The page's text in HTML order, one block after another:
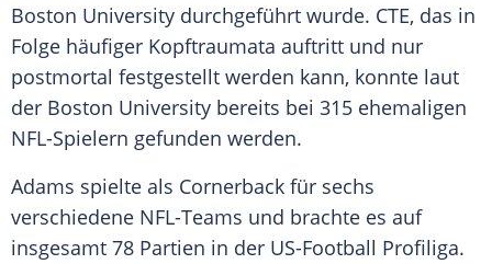
Boston University durchgeführt wurde. CTE, das in
Folge häufiger Kopftraumata auftritt und nur
postmortal festgestellt werden kann, konnte laut
der Boston University bereits bei 315 ehemaligen
NFL-Spielern gefunden werden.
Adams spielte als Cornerback für sechs
verschiedene NFL-Teams und brachte es auf
insgesamt 78 Partien in der US-Football Profiliga.